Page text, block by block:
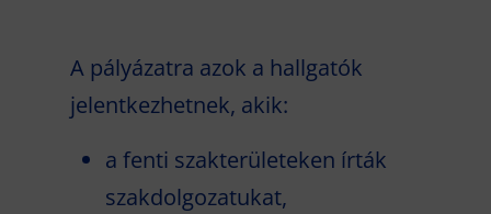
A pályázatra azok a hallgatók
jelentkezhetnek, akik:
a fenti szakterületeken írták
szakdolgozatukat,